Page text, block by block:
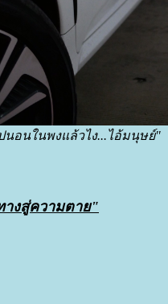
นอนในพงแล้วไง...ไอ้มนุษย์"
งสู่ความตาย"